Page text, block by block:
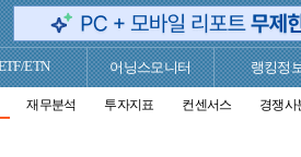
ETN 어닝스모니터 랭킹정
재무분석 투자지표 컨센서스 경쟁사